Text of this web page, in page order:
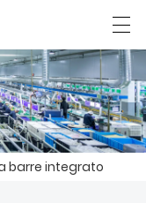
Ελληνική γλώσσα
barre integrato